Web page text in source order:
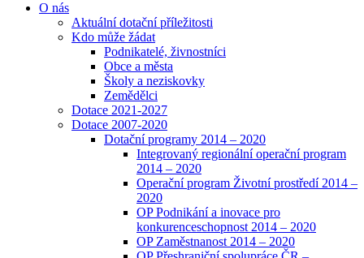
O nás
Aktuální dotační příležitosti
Kdo může žádat
Podnikatelé, živnostníci
Obce a města
Školy a neziskovky
Zemědělci
Dotace 2021-2027
Dotace 2007-2020
Dotační programy 2014 – 2020
Integrovaný regionální operační program
2014 – 2020
Operační program Životní prostředí 2014 –
2020
OP Podnikání a inovace pro
konkurenceschopnost 2014 – 2020
OP Zaměstnanost 2014 – 2020